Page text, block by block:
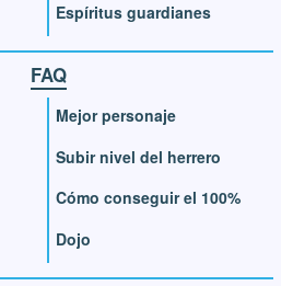
Espíritus guardianes
FAQ
Mejor personaje
Subir nivel del herrero
Cómo conseguir el 100%
Dojo